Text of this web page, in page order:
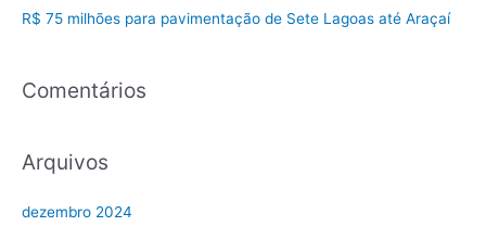
R$ 75 milhões para pavimentação de Sete Lagoas até Araçaí
Comentários
Arquivos
dezembro 2024